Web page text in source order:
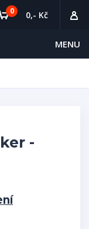
MENU
0 0,- Kč
-